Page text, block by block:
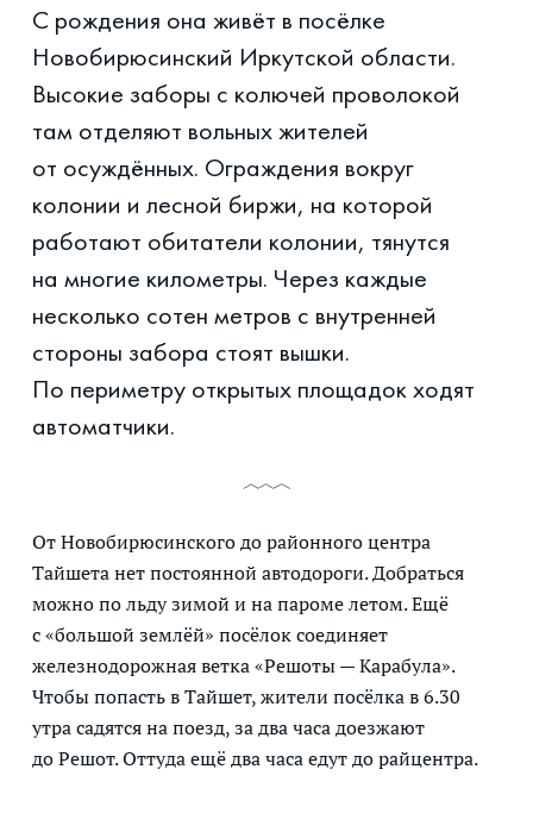
С рождения она живёт в посёлке
Новобирюсинский Иркутской области.
Высокие заборы с колючей проволокой
там отделяют вольных жителей
от осуждённых. Ограждения вокруг
колонии и лесной биржи, на которой
работают обитатели колонии, тянутся
на многие километры. Через каждые
несколько сотен метров с внутренней
стороны забора стоят вышки.
По периметру открытых площадок ходят
автоматчики.
От Новобирюсинского до районного центра
Тайшета нет постоянной автодороги. Добраться
можно по льду зимой и на пароме летом. Ещё
с «большой землёй» посёлок соединяет
железнодорожная ветка «Решоты — Карабула».
Чтобы попасть в Тайшет, жители посёлка в 6.30
утра садятся на поезд, за два часа доезжают
до Решот. Оттуда ещё два часа едут до райцентра.